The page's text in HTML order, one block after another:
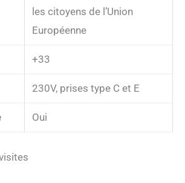
les citoyens de l’Union
Européenne
+33
230V, prises type C et E
Oui